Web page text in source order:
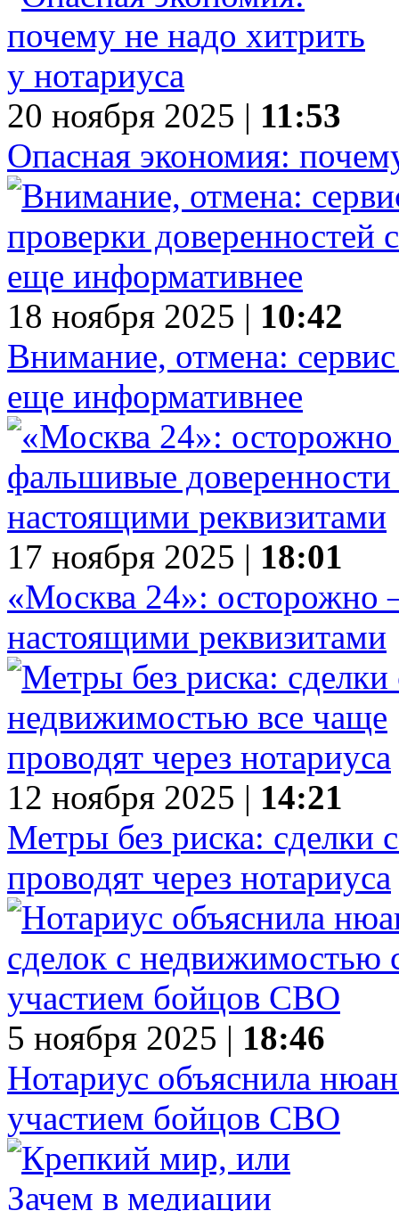
20 ноября 2025 | 11:53
Опасная экономия:
18 ноября 2025 | 10:42
Внимание, отмена:
еще информативнее
17 ноября 2025 | 18:01
«Москва 24»:
настоящими реквизитами
12 ноября 2025 | 14:21
Метры без риска: сделки
проводят через нотариуса
5 ноября 2025 | 18:46
Нотариус объяснила
участием бойцов СВО